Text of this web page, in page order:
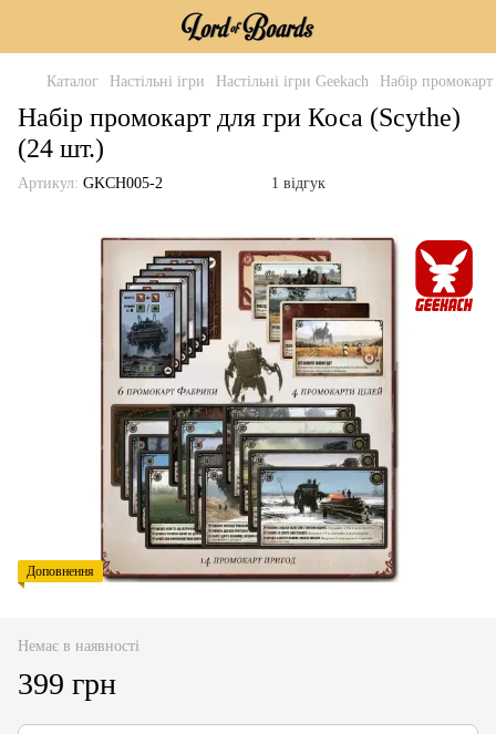
Каталог Настільні ігри Настільні ігри Geekach Набір
Набір промокарт для гри Коса (Scythe)
(24 шт.)
Артикул: GKCH005-2 1 відгук
Доповнення
Немає в наявності
399 грн